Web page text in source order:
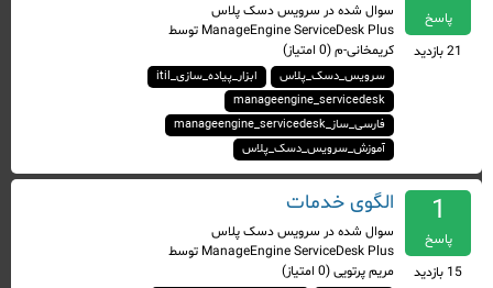
پاسخ
21بازدید
سوال شدهدرسرویس دسک پلاس
ManageEngine ServiceDesk Plusتوسط
کریمخانی-م(
0امتیاز)
سرویس_دسک_پلاس
ابزار_پیاده_سازی_itil
manageengine_servicedesk
فارسی_ساز_manageengine_servicedesk
آموزش_سرویس_دسک_پلاس
پاسخ
15بازدید
الگوی خدمات
سوال شدهدرسرویس دسک پلاس
ManageEngine ServiceDesk Plusتوسط
مریم پرتویی(
0امتیاز)